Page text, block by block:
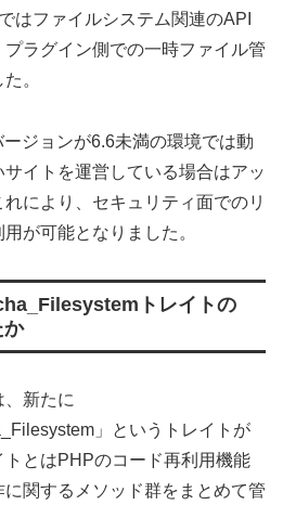
はファイルシステム関連のAPI
ラグイン側での一時ファイル管
。
ジョンが6.6未満の環境では動
イトを運営している場合はアッ
により、セキュリティ面でのリ
が可能となりました。
トレイトの
か
新たに
」というトレイトが
とはPHPのコード再利用機能
関するメソッド群をまとめて管